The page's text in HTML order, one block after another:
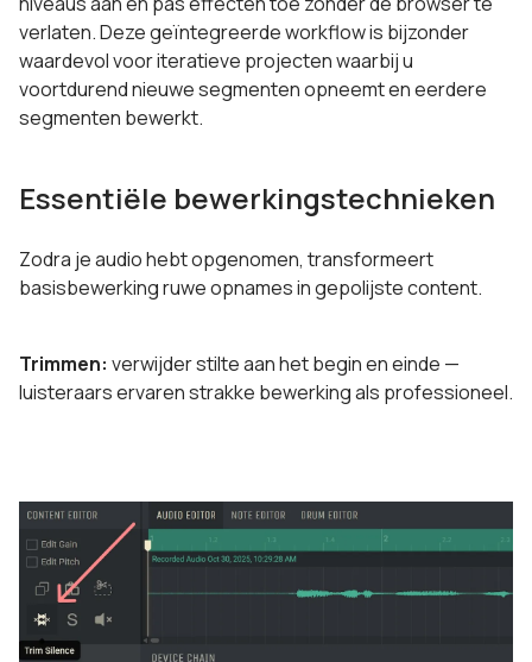
verlaten. Deze geïntegreerde workflow is bijzonder
waardevol voor iteratieve projecten waarbij u
voortdurend nieuwe segmenten opneemt en eerdere
segmenten bewerkt.
Essentiële bewerkingstechnieken
Zodra je audio hebt opgenomen, transformeert
basisbewerking ruwe opnames in gepolijste content.
Trimmen: verwijder stilte aan het begin en einde —
luisteraars ervaren strakke bewerking als professioneel.